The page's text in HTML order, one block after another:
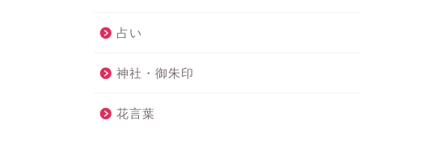
占い
神社・御朱印
花言葉